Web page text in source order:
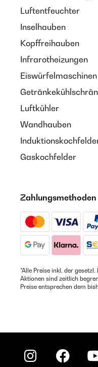
Luftentfeuchter
Inselhauben
Kopffreihauben
Infrarotheizungen
Eiswürfelmaschinen
Luftkühler
Wandhauben
Gaskochfelder
Zahlungsmethoden
*Alle Preise inkl. der
Aktionen sind zeitlich
Preise entsprechen dem